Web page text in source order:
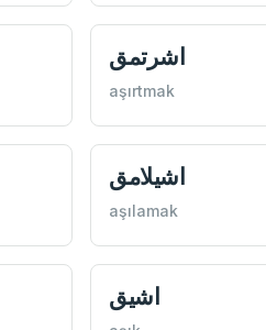
اشرتمق
aşırtmak
اشيلامق
aşılamak
اشيق